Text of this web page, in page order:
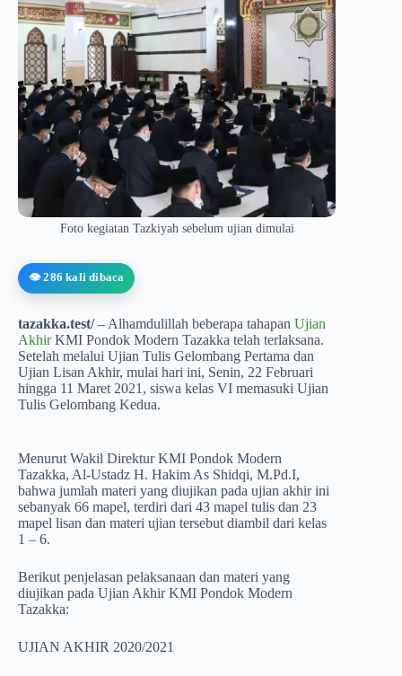
Foto kegiatan Tazkiyah sebelum ujian dimulai
👁️ 286 kali dibaca
tazakka.test/– Alhamdulillah beberapa tahapan Ujian
AkhirKMI Pondok Modern Tazakka telah terlaksana.
Setelah melalui Ujian Tulis Gelombang Pertama dan
Ujian Lisan Akhir, mulai hari ini, Senin, 22 Februari
hingga 11 Maret 2021, siswa kelas VI memasuki Ujian
Tulis Gelombang Kedua.
Menurut Wakil Direktur KMI Pondok Modern
Tazakka, Al-Ustadz H. Hakim As Shidqi, M.Pd.I,
bahwa jumlah materi yang diujikan pada ujian akhir ini
sebanyak 66 mapel, terdiri dari 43 mapel tulis dan 23
mapel lisan dan materi ujian tersebut diambil dari kelas
1 – 6.
Berikut penjelasan pelaksanaan dan materi yang
diujikan pada Ujian Akhir KMI Pondok Modern
Tazakka:
UJIAN AKHIR 2020/2021